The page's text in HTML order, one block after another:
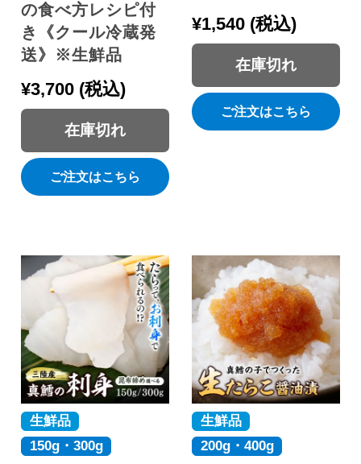
の食べ方レシピ付
き《クール冷蔵発
送》※生鮮品
¥3,700 税込
在庫切れ
ご注文はこちら
¥1,540 税込
在庫切れ
ご注文はこちら
生鮮品
150g・300g
生鮮品
200g・400g